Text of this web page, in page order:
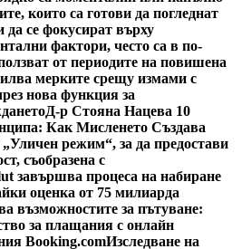
които са готови да погледнат
да се фокусират върху
фактори, често са в по-
от периодите на повишена
мерките срещу измами с
нова функция за
Д-р Стояна Нацева 10
Как Мисленето Създава
режим“, за да предостави
съобразена с
завършва процеса на набиране
оценка от 75 милиарда
възможностите за пътуване:
за плащания с онлайн
Booking.comИзследване на